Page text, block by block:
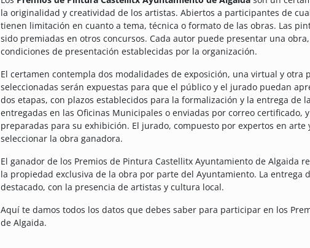
la originalidad y creatividad de los artistas. Abiertos a participantes de
tienen limitación en cuanto a tema, técnica o formato de las obras. Las
sido premiadas en otros concursos. Cada autor puede presentar una
condiciones de presentación establecidas por la organización.
El certamen contempla dos modalidades de exposición, una virtual y otra
seleccionadas serán expuestas para que el público y el jurado puedan
dos etapas, con plazos establecidos para la formalización y la entrega de
entregadas en las Oficinas Municipales o enviadas por correo certificado,
preparadas para su exhibición. El jurado, compuesto por expertos en
seleccionar la obra ganadora.
El ganador de los Premios de Pintura Castellitx Ayuntamiento de Algaida
la propiedad exclusiva de la obra por parte del Ayuntamiento. La entrega
destacado, con la presencia de artistas y cultura local.
Aquí te damos todos los datos que debes saber para participar en los
de Algaida.